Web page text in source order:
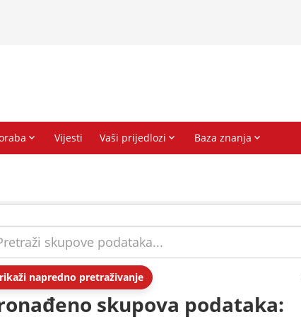
napredno pretraživanje
skupova podataka: